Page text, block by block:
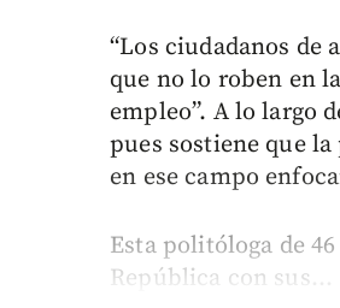
“Los ciudadanos de
que no lo roben en
empleo”. A lo largo
pues sostiene que
en ese campo
Esta politóloga de
República con sus...